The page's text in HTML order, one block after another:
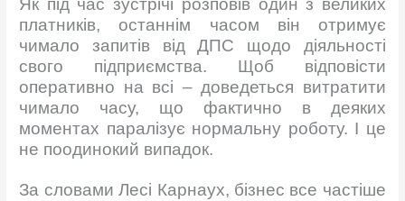
Як під час зустрічі розповів один з великих
платників, останнім часом він отримує
чимало запитів від ДПС щодо діяльності
свого підприємства. Щоб відповісти
оперативно на всі – доведеться витратити
чимало часу, що фактично в деяких
моментах паралізує нормальну роботу. І це
не поодинокий випадок.
За словами Лесі Карнаух, бізнес все частіше